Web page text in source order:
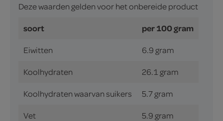
Deze waarden gelden voor het onbereide product
soort per 100 gram
Eiwitten 6.9 gram
Koolhydraten 26.1 gram
Koolhydraten waarvan suikers 5.7 gram
Vet 5.9 gram